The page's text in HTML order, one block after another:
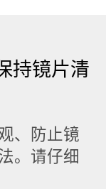
持镜片清
、防止镜
。请仔细